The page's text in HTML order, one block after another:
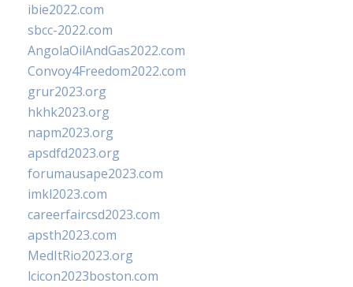
ibie2022.com
sbcc-2022.com
AngolaOilAndGas2022.com
Convoy4Freedom2022.com
grur2023.org
hkhk2023.org
napm2023.org
apsdfd2023.org
forumausape2023.com
imkl2023.com
careerfaircsd2023.com
apsth2023.com
MedItRio2023.org
lcicon2023boston.com